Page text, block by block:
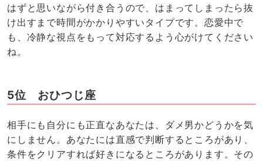
はずと思いながら付き合うので、はまってしまったら抜
け出すまで時間がかかりやすいタイプです。恋愛中で
も、冷静な視点をもって対応するよう心がけてください
ね。
5位 おひつじ座
相手にも自分にも正直なあなたは、ダメ男かどうかを気
にしません。あなたには直感で判断するところがあり、
条件をクリアすれば好きになるところがあります。その